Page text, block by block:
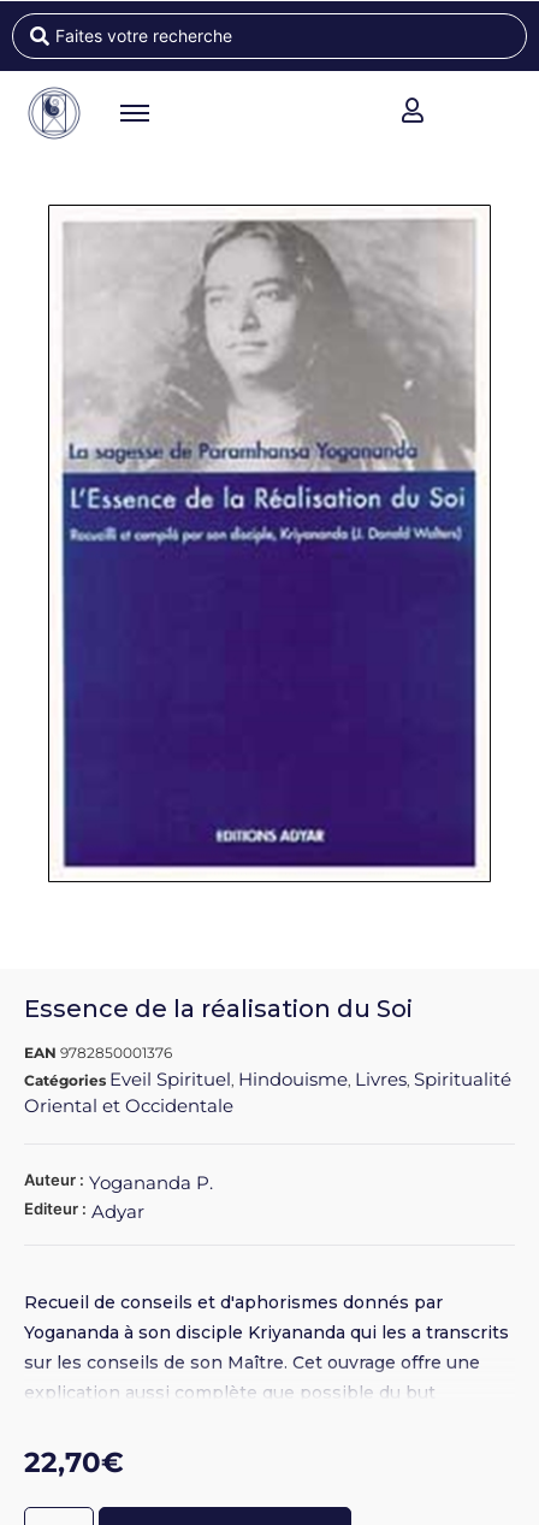
Essence de la réalisation du Soi
EAN 9782850001376
Catégories Eveil Spirituel, Hindouisme, Livres, Spiritualité
Oriental et Occidentale
Auteur : Yogananda P.
Editeur : Adyar
Recueil de conseils et d'aphorismes donnés par
Yogananda à son disciple Kriyananda qui les a transcrits
sur les conseils de son Maître. Cet ouvrage offre une
explication aussi complète que possible du but
22,70€